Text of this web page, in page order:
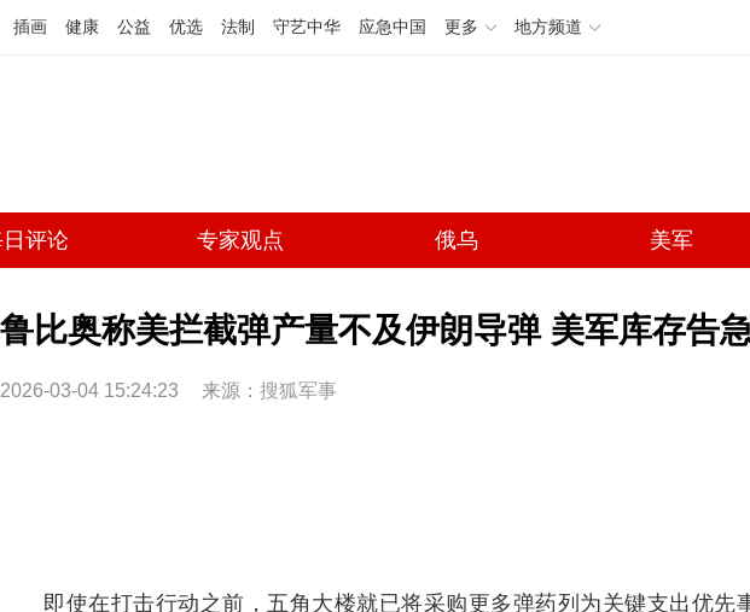
插画 健康 公益 优选 法制 守艺中华 应急中国 更多 地方频道
评论 专家观点 俄乌 美军
鲁比奥称美拦截弹产量不及伊朗导弹 美军库存告
2026-03-04 15:24:23 来源： 搜狐军事
即使在打击行动之前，五角大楼就已将采购更多弹药列为关键支出优先